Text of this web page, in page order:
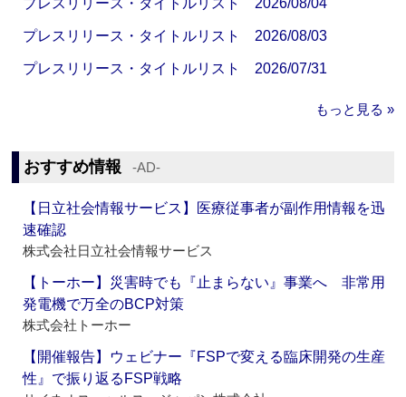
プレスリリース・タイトルリスト 2026/08/04
プレスリリース・タイトルリスト 2026/08/03
プレスリリース・タイトルリスト 2026/07/31
もっと見る »
おすすめ情報 ‐AD‐
【日立社会情報サービス】医療従事者が副作用情報を迅
速確認
株式会社日立社会情報サービス
【トーホー】災害時でも『止まらない』事業へ 非常用
発電機で万全のBCP対策
株式会社トーホー
【開催報告】ウェビナー『FSPで変える臨床開発の生産
性』で振り返るFSP戦略